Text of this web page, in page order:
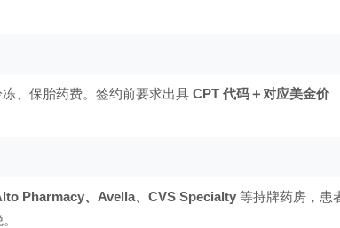
冻、保胎药费。签约前要求出具CPT 代码＋对应美金价
Pharmacy、Avella、CVS Specialty 等持牌药房，患